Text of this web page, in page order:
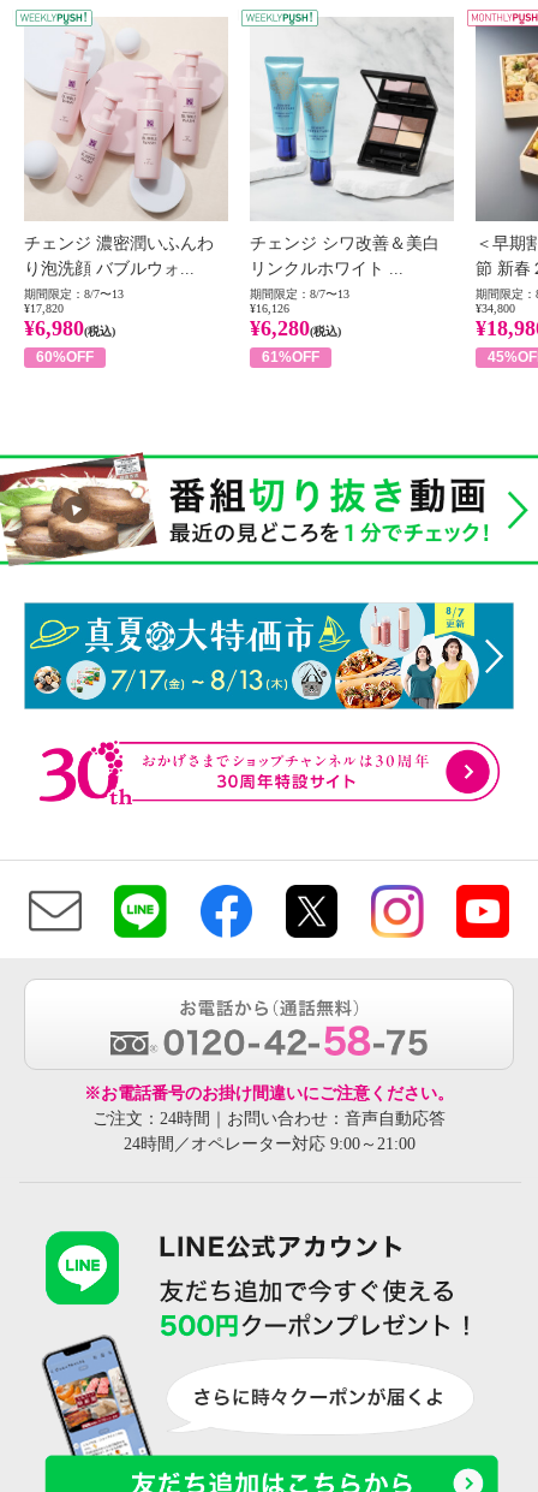
WEEKLY PUSH
チェンジ 濃密潤いふんわ
り泡洗顔 バブルウォ...
期間限定：8/7〜13
¥17,820
¥6,980(税込)
60%OFF
チェンジ シワ改善＆美白
リンクルホワイト ...
期間限定：8/7〜13
¥16,126
¥6,280(税込)
61%OFF
＜早期
節 新春
期間限定：
¥34,800
※お電話番号のお掛け間違いにご注意ください。
ご注文：24時間｜お問い合わせ：音声自動応答
24時間／オペレーター対応 9:00～21:00